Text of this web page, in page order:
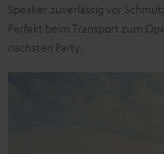
Speaker zuverlässig vor
Perfekt beim Transport zum
nächsten Party.